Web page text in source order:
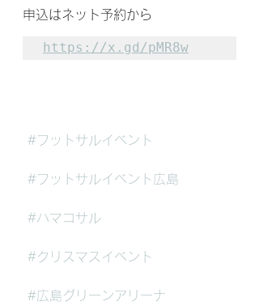
申込はネット予約から
https://x.gd/pMR8w
#フットサルイベント
#フットサルイベント広島
#ハマコサル
#クリスマスイベント
#広島グリーンアリーナ